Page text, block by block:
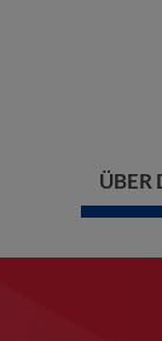
ÜBER